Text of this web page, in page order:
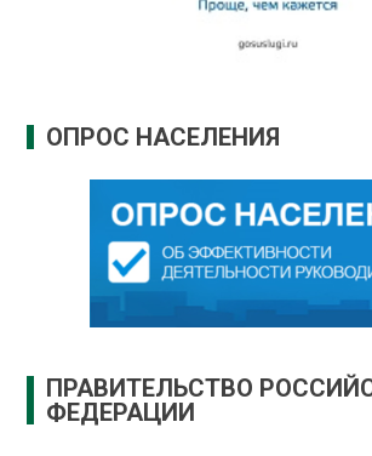
ОПРОС НАСЕЛЕНИЯ
ПРАВИТЕЛЬСТВО
ФЕДЕРАЦИИ